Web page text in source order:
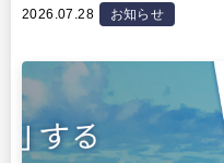
2026.07.28 お知らせ